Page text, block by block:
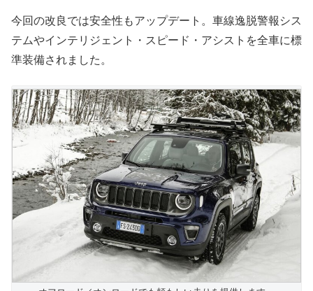
今回の改良では安全性もアップデート。車線逸脱警報シス
テムやインテリジェント・スピード・アシストを全車に標
準装備されました。